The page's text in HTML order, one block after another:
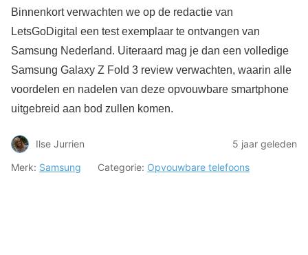
Binnenkort verwachten we op de redactie van
LetsGoDigital een test exemplaar te ontvangen van
Samsung Nederland. Uiteraard mag je dan een volledige
Samsung Galaxy Z Fold 3 review verwachten, waarin alle
voordelen en nadelen van deze opvouwbare smartphone
uitgebreid aan bod zullen komen.
Ilse Jurrien
5 jaar geleden
Merk: Samsung Categorie: Opvouwbare telefoons